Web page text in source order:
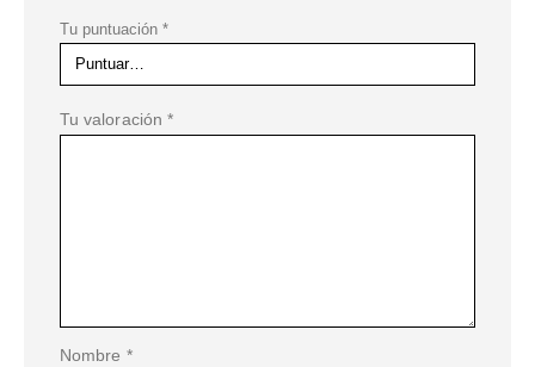
Tu puntuación *
Tu valoración *
Nombre *